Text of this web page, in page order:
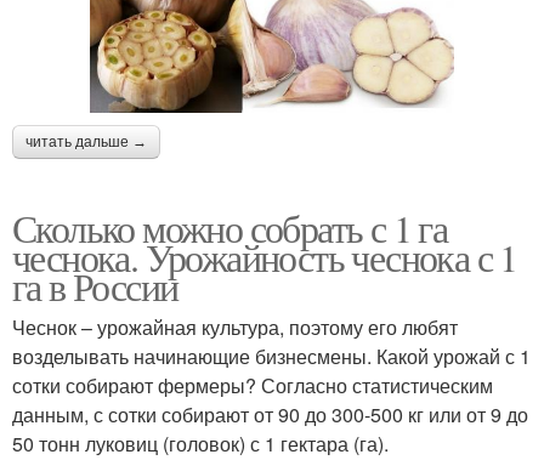
читать дальше →
Сколько можно собрать с 1 га
чеснока. Урожайность чеснока с 1
га в России
Чеснок – урожайная культура, поэтому его любят
возделывать начинающие бизнесмены. Какой урожай с 1
сотки собирают фермеры? Согласно статистическим
данным, с сотки собирают от 90 до 300-500 кг или от 9 до
50 тонн луковиц (головок) с 1 гектара (га).